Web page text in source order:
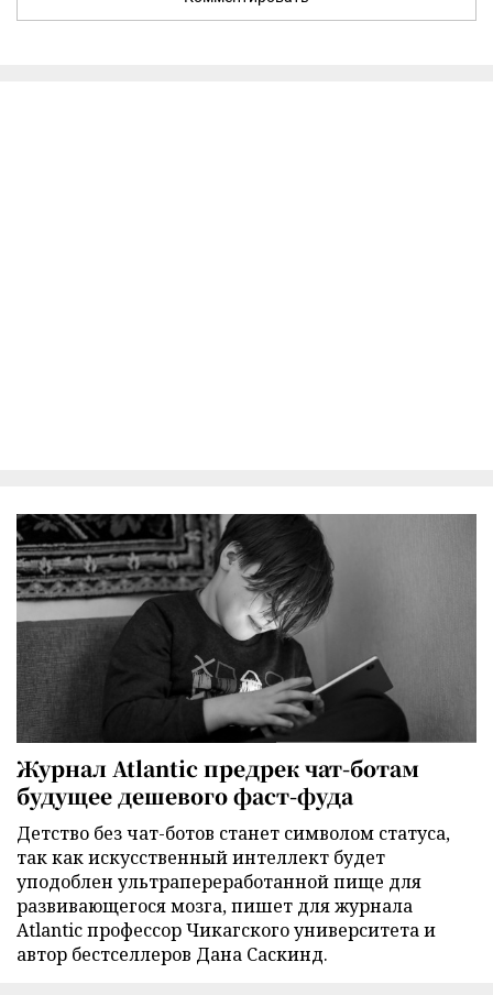
Журнал Atlantic предрек чат-ботам
будущее дешевого фаст-фуда
Детство без чат-ботов станет символом статуса,
так как искусственный интеллект будет
уподоблен ультрапереработанной пище для
развивающегося мозга, пишет для журнала
Atlantic профессор Чикагского университета и
автор бестселлеров Дана Саскинд.